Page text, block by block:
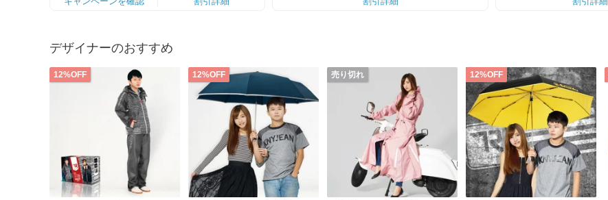
デザイナーのおすすめ
12%OFF 12%OFF 売り切れ 12%OFF